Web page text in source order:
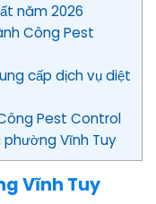
năm 2026
Công Pest
cấp dịch vụ diệt
Pest Control
phường Vĩnh Tuy
Vĩnh Tuy